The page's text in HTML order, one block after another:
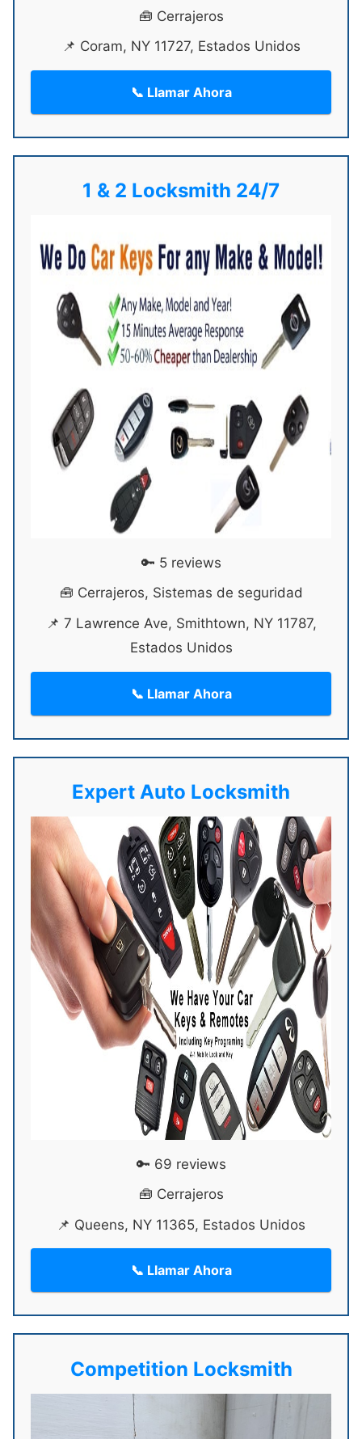
🧰 Cerrajeros
📌 Coram, NY 11727, Estados Unidos
📞 Llamar Ahora
1 & 2 Locksmith 24/7
🔑 5 reviews
🧰 Cerrajeros, Sistemas de seguridad
📌 7 Lawrence Ave, Smithtown, NY 11787,
Estados Unidos
📞 Llamar Ahora
Expert Auto Locksmith
🔑 69 reviews
🧰 Cerrajeros
📌 Queens, NY 11365, Estados Unidos
📞 Llamar Ahora
Competition Locksmith